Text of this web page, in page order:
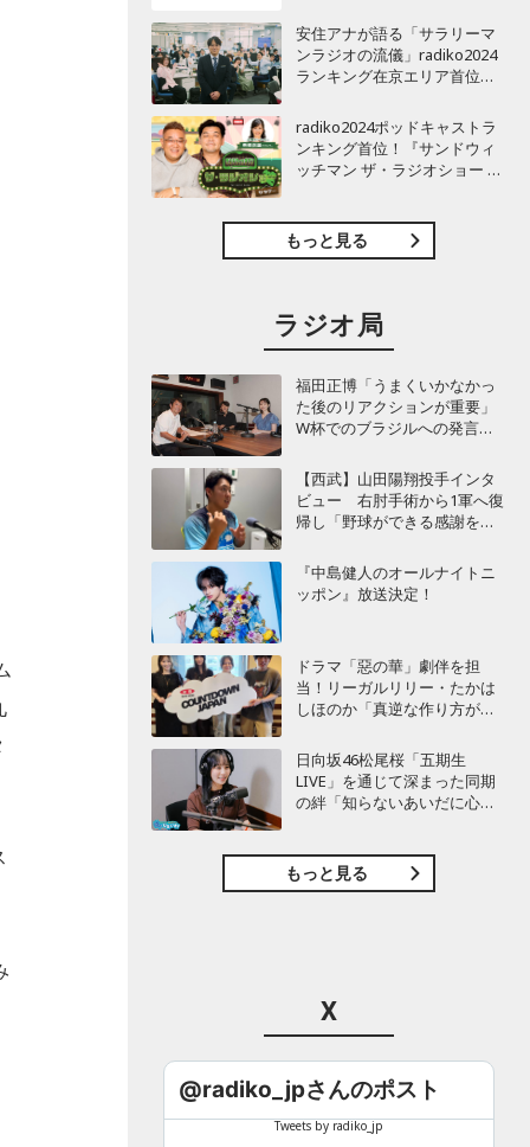
安住アナが語る「サラリーマ
ンラジオの流儀」radiko2024
ランキング在京エリア首位
曜天国』インタビュー
radiko2024ポッドキャストラ
ンキング首位！『サンドウィ
ッチマン ザ・ラジオショー サ
もっと見る
ラジオ局
福田正博「うまくいかなかっ
た後のリアクションが重要」
W杯でのブラジルへの発言が
期待することは？
【西武】山田陽翔投手インタ
ビュー 右肘手術から1軍へ復
帰し「野球ができる感謝を再
『中島健人のオールナイトニ
ッポン』放送決定！
ドラマ「惡の華」劇伴を担
当！リーガルリリー・たかは
しほのか「真逆な作り方が面
ー」制作秘話も
日向坂46松尾桜「五期生
LIVE」を通じて深まった同期
の絆「知らないあいだに心の
もっと見る
X
@radiko_jpさんのポスト
Tweets by radiko_jp